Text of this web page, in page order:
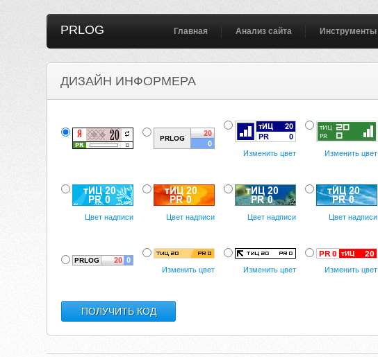
PRLOG Главная Анализ сайта Инструменты
ДИЗАЙН ИНФОРМЕРА
Изменить цвет Изменить цвет
Цвет надписи Цвет надписи Цвет надписи Цвет надписи
Изменить цвет Изменить цвет Изменить цвет